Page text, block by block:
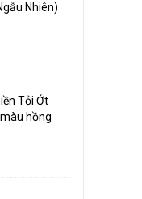
Nhiên)
Tỏi Ớt
hồng